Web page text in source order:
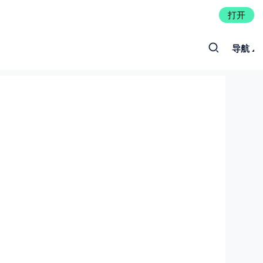
打开
导航